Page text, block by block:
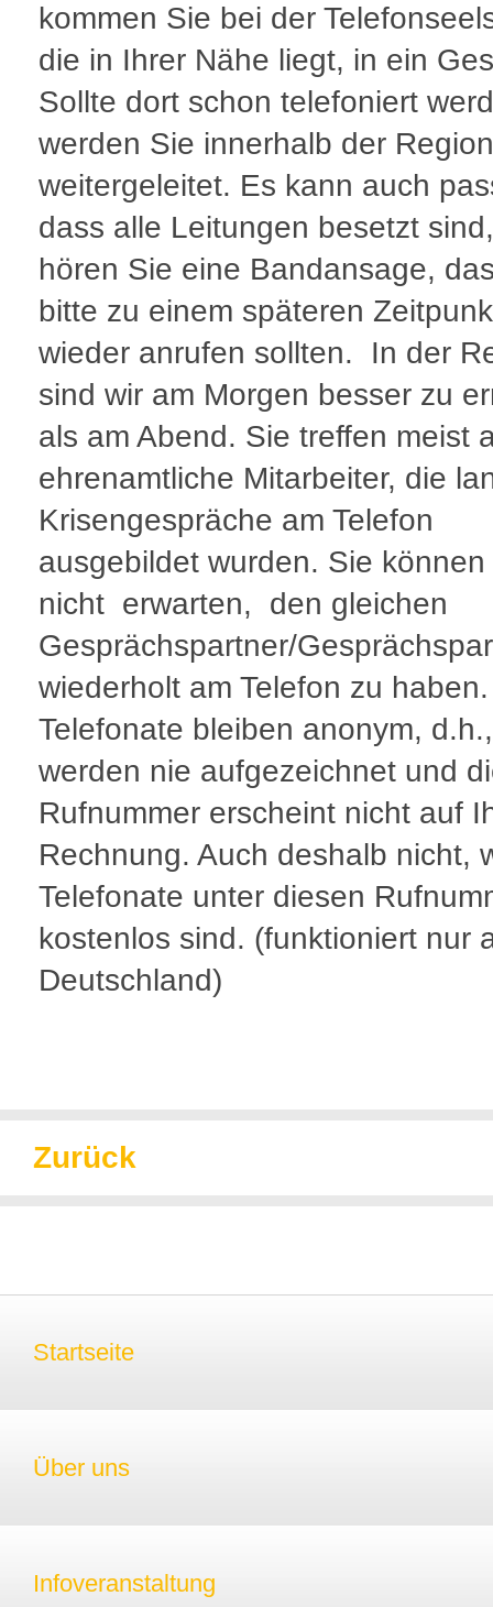
kommen Sie bei der
die in Ihrer Nähe liegt, in ein
Sollte dort schon telefoniert
werden Sie innerhalb der Region
weitergeleitet. Es kann auch
dass alle Leitungen besetzt
hören Sie eine Bandansage,
bitte zu einem späteren
wieder anrufen sollten. In der
sind wir am Morgen besser zu
als am Abend. Sie treffen meist
ehrenamtliche Mitarbeiter, die
Krisengespräche am Telefon
ausgebildet wurden. Sie können
nicht erwarten, den gleichen
Gesprächspartner/
wiederholt am Telefon zu
Telefonate bleiben anonym,
werden nie aufgezeichnet und
Rufnummer erscheint nicht auf
Rechnung. Auch deshalb nicht,
Telefonate unter diesen
kostenlos sind. (funktioniert nur
Deutschland)
Zurück
Startseite
Über uns
Infoveranstaltung